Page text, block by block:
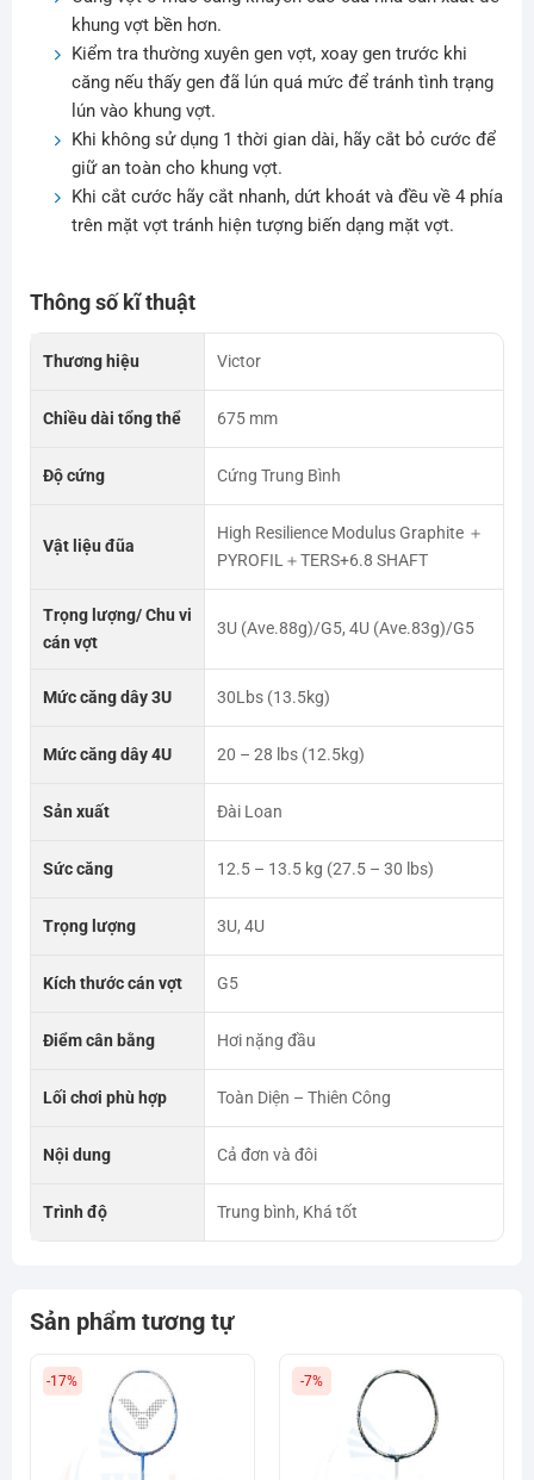
khung vợt bền hơn.
Kiểm tra thường xuyên gen vợt, xoay gen trước khi
căng nếu thấy gen đã lún quá mức để tránh tình trạng
lún vào khung vợt.
Khi không sử dụng 1 thời gian dài, hãy cắt bỏ cước để
giữ an toàn cho khung vợt.
Khi cắt cước hãy cắt nhanh, dứt khoát và đều về 4 phía
trên mặt vợt tránh hiện tượng biến dạng mặt vợt.
Thông số kĩ thuật
Thương hiệu Victor
Chiều dài tổng thể 675 mm
Độ cứng Cứng Trung Bình
Vật liệu đũa
High Resilience Modulus Graphite ＋
PYROFIL＋TERS+6.8 SHAFT
Trọng lượng/ Chu vi
cán vợt
3U (Ave.88g)/G5, 4U (Ave.83g)/G5
Mức căng dây 3U 30Lbs (13.5kg)
Mức căng dây 4U 20 – 28 lbs (12.5kg)
Sản xuất Đài Loan
Sức căng 12.5 – 13.5 kg (27.5 – 30 lbs)
Trọng lượng 3U, 4U
Kích thước cán vợt G5
Điểm cân bằng Hơi nặng đầu
Lối chơi phù hợp Toàn Diện – Thiên Công
Nội dung Cả đơn và đôi
Trình độ Trung bình, Khá tốt
Sản phẩm tương tự
-17% -7%